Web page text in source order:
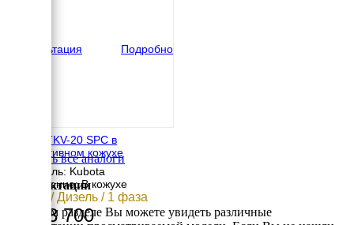
Консультация
Подробно
TOYO TKV-20 SPC в
декоративном кожухе
Двигатель: Kubota
Исполнение: В кожухе
16 кВт / Дизель / 1 фаза
1 293 700
Смотреть все аналоги
Комплектации
В данном разделе Вы можете увидеть различные